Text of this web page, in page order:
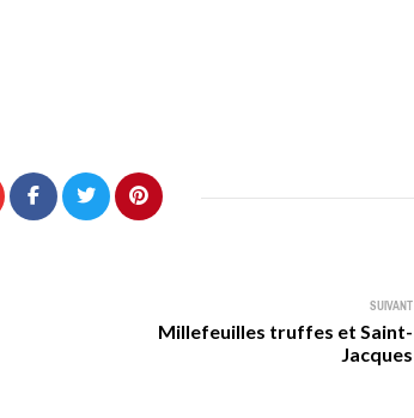
SUIVANT
Millefeuilles truffes et Saint-
Jacques